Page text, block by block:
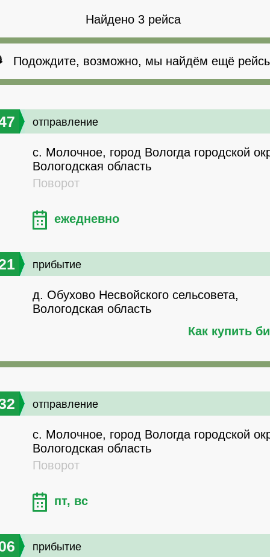
Найдено 3 рейса
Подождите, возможно, мы найдём ещё
отправление
с. Молочное, город Вологда городской
Вологодская область
Поворот
ежедневно
прибытие
д. Обухово Несвойского сельсовета,
Вологодская область
Как купить
отправление
с. Молочное, город Вологда городской
Вологодская область
Поворот
пт, вс
прибытие